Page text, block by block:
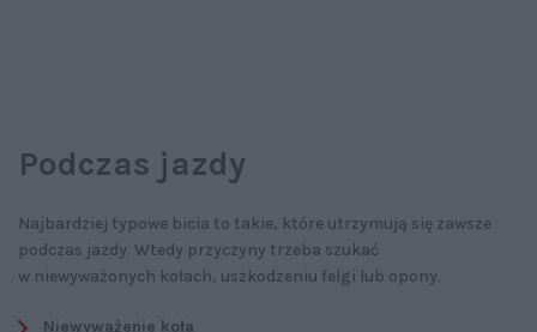
Podczas jazdy
Najbardziej typowe bicia to takie, które utrzymują się zawsze
podczas jazdy. Wtedy przyczyny trzeba szukać
w niewyważonych kołach, uszkodzeniu felgi lub opony.
Niewyważenie koła